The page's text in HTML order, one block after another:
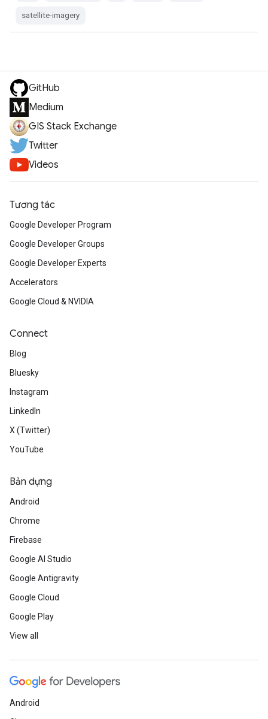
satellite-imagery
GitHub
Medium
GIS Stack Exchange
Twitter
Videos
Tương tác
Google Developer Program
Google Developer Groups
Google Developer Experts
Accelerators
Google Cloud & NVIDIA
Connect
Blog
Bluesky
Instagram
LinkedIn
X (Twitter)
YouTube
Bản dựng
Android
Chrome
Firebase
Google AI Studio
Google Antigravity
Google Cloud
Google Play
View all
Android